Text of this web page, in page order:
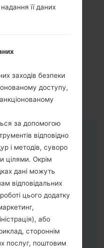
її даних
заходів безпеки
доступу,
за допомогою
відповідно
і методів, суворо
цілями. Окрім
дані можуть
відповідальних
цього додатку
або
стороннім
послуг, поштовим